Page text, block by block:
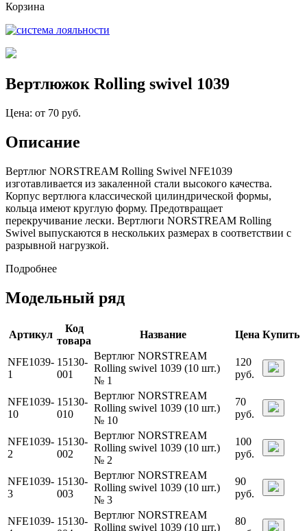
Корзина
Вертлюжок Rolling swivel 1039
Цена: от 70 руб.
Описание
Вертлюг NORSTREAM Rolling Swivel NFE1039
изготавливается из закаленной стали высокого качества.
Корпус вертлюга классической цилиндрической формы,
кольца имеют круглую форму. Предотвращает
перекручивание лески. Вертлюги NORSTREAM Rolling
Swivel выпускаются в нескольких размерах в соответствии с
разрывной нагрузкой.
Подробнее
Модельный ряд
Артикул
Код
товара
Название Цена Купить
NFE1039-
1
15130-
001
Вертлюг NORSTREAM
Rolling swivel 1039 (10 шт.)
№ 1
120
руб.
NFE1039-
10
15130-
010
Вертлюг NORSTREAM
Rolling swivel 1039 (10 шт.)
№ 10
70
руб.
NFE1039-
2
15130-
002
Вертлюг NORSTREAM
Rolling swivel 1039 (10 шт.)
№ 2
100
руб.
NFE1039-
3
15130-
003
Вертлюг NORSTREAM
Rolling swivel 1039 (10 шт.)
№ 3
90
руб.
NFE1039- 15130-
Вертлюг NORSTREAM
Rolling swivel 1039 (10 шт.)
80